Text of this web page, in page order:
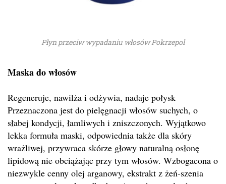
Płyn przeciw wypadaniu włosów Pokrzepol
Maska do włosów
Regeneruje, nawilża i odżywia, nadaje połysk
Przeznaczona jest do pielęgnacji włosów suchych, o
słabej kondycji, łamliwych i zniszczonych. Wyjątkowo
lekka formuła maski, odpowiednia także dla skóry
wrażliwej, przywraca skórze głowy naturalną osłonę
lipidową nie obciążając przy tym włosów. Wzbogacona o
niezwykle cenny olej arganowy, ekstrakt z żeń-szenia